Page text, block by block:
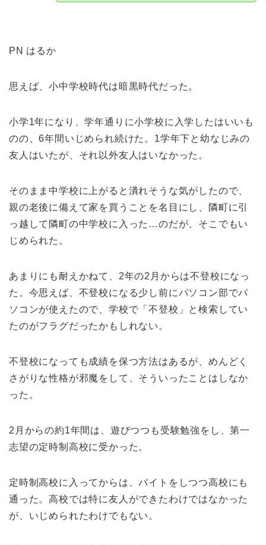
PN はるか
思えば、小中学校時代は暗黒時代だった。
小学1年になり、学年通りに小学校に入学したはいいも
のの、6年間いじめられ続けた。1学年下と幼なじみの
友人はいたが、それ以外友人はいなかった。
そのまま中学校に上がると潰れそうな気がしたので、
親の老後に備えて家を買うことを名目にし、隣町に引
っ越して隣町の中学校に入った…のだが、そこでもい
じめられた。
あまりにも耐えかねて、2年の2月からは不登校になっ
た。今思えば、不登校になる少し前にパソコン部でパ
ソコンが使えたので、学校で「不登校」と検索してい
たのがフラグだったかもしれない。
不登校になっても成績を保つ方法はあるが、めんどく
さがりな性格が邪魔をして、そういったことはしなか
った。
2月からの約1年間は、遊びつつも受験勉強をし、第一
志望の定時制高校に受かった。
定時制高校に入ってからは、バイトをしつつ高校にも
通った。高校では特に友人ができたわけではなかった
が、いじめられたわけでもない。